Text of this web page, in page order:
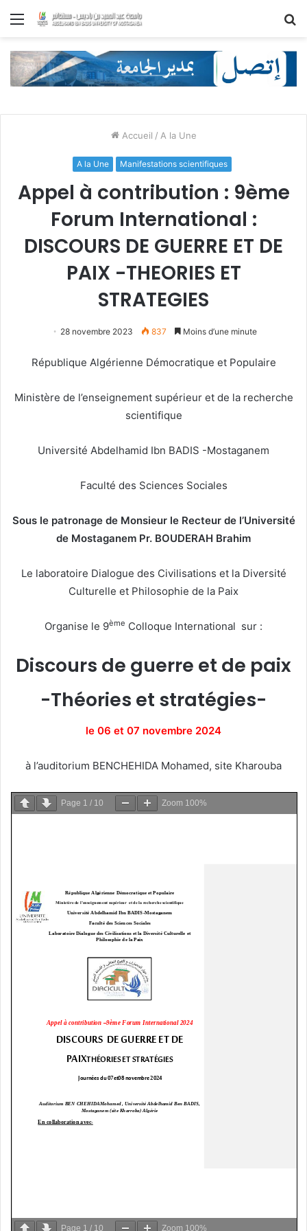
Menu
Accueil / A la Une
A la Une Manifestations scientifiques
Appel à contribution : 9ème
Forum International :
DISCOURS DE GUERRE ET DE
PAIX -THEORIES ET
STRATEGIES
28 novembre 2023 837 Moins d’une minute
République Algérienne Démocratique et Populaire
Ministère de l’enseignement supérieur et de la recherche
scientifique
Université Abdelhamid Ibn BADIS -Mostaganem
Faculté des Sciences Sociales
Sous le patronage de Monsieur le Recteur de l’Université
de Mostaganem Pr. BOUDERAH Brahim
Le laboratoire Dialogue des Civilisations et la Diversité
Culturelle et Philosophie de la Paix
Organise le 9ème Colloque International sur :
Discours de guerre et de paix
-Théories et stratégies-
le 06 et 07 novembre 2024
à l’auditorium BENCHEHIDA Mohamed, site Kharouba
Page 1 / 10 Zoom 100%
Page 1 / 10 Zoom 100%